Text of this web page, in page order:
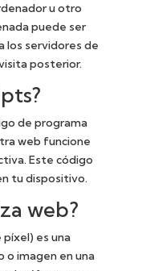
u otro
puede ser
los servidores de
posterior.
de programa
web funcione
Este código
tu dispositivo.
web?
es una
o imagen en una